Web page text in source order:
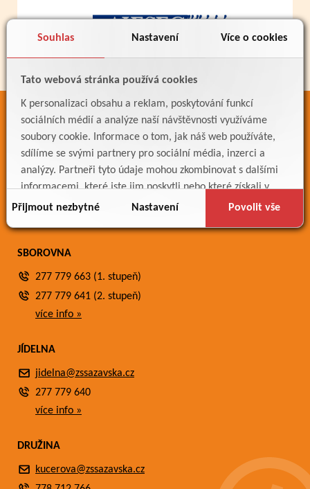
Souhlas Nastavení Více o cookies
Tato webová stránka používá cookies
K personalizaci obsahu a reklam, poskytování funkcí
sociálních médií a analýze naší návštěvnosti využíváme
soubory cookie. Informace o tom, jak náš web používáte,
sdílíme se svými partnery pro sociální média, inzerci a
analýzy. Partneři tyto údaje mohou zkombinovat s dalšími
informacemi, které jste jim poskytli nebo které získali v
důsledku toho, že používáte jejich služby.
Přijmout nezbytné Nastavení Povolit vše
ODKAZY
Bakaláři
Jídelníček
Meteostanice
SBOROVNA
277 779 663 (1. stupeň)
277 779 641 (2. stupeň)
více info »
JÍDELNA
jidelna@zssazavska.cz
277 779 640
více info »
DRUŽINA
kucerova@zssazavska.cz